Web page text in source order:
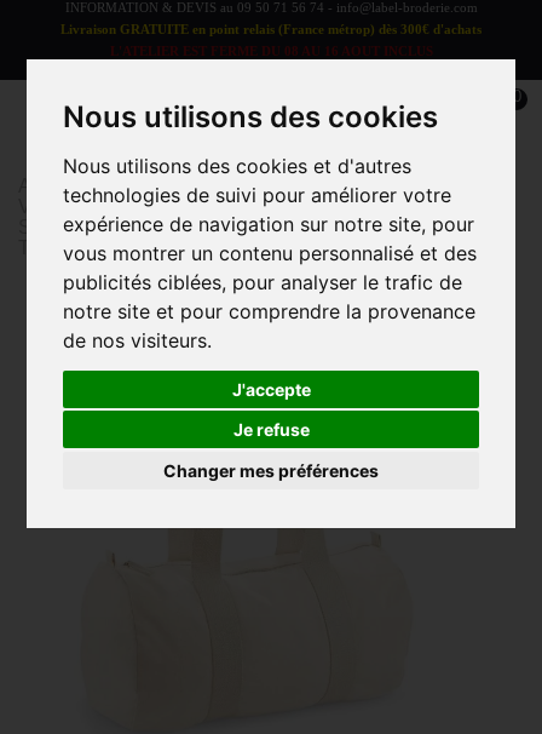
Nous utilisons des cookies
Nous utilisons des cookies et d'autres
technologies de suivi pour améliorer votre
expérience de navigation sur notre site, pour
vous montrer un contenu personnalisé et des
publicités ciblées, pour analyser le trafic de
notre site et pour comprendre la provenance
de nos visiteurs.
J'accepte
Je refuse
Changer mes préférences
INFORMATION & DEVIS au 09 50 71 56 74 - info@label-broderie.com
Livraison GRATUITE en point relais (France métrop) dès 300€ d'achats
L'ATELIER EST FERME DU 08 AU 16 AOUT INCLUS
0
Accueil > Vêtements et Accessoires
>
VÊTEMENTS/ACCESSOIRES ADULTE >
Sacs/Pochettes
> EARTHAWARE® SAC FORME
TONNEAU ORGANIQUE